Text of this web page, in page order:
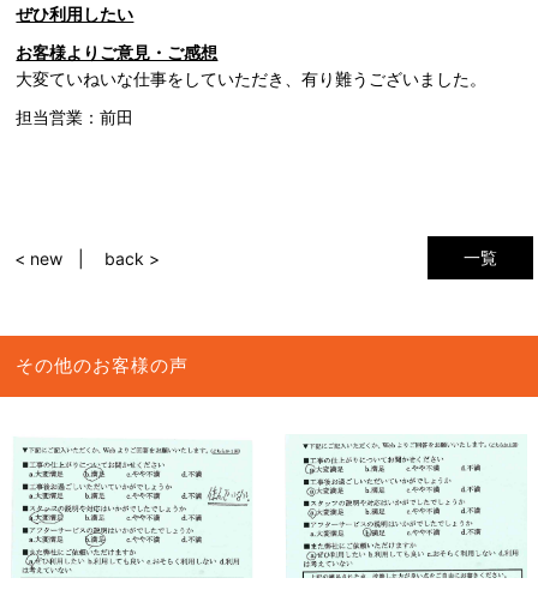
ぜひ利用したい
お客様よりご意見・ご感想
大変ていねいな仕事をしていただき、有り難うございました。
担当営業：前田
一覧
< new back >
その他のお客様の声